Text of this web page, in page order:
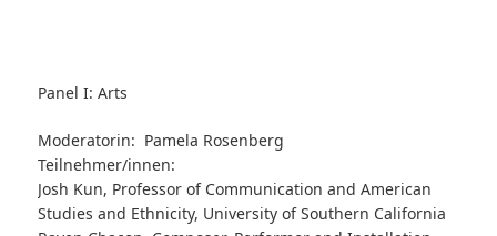
Panel I: Arts
Moderatorin: Pamela Rosenberg
Teilnehmer/innen:
Josh Kun, Professor of Communication and American
Studies and Ethnicity, University of Southern California